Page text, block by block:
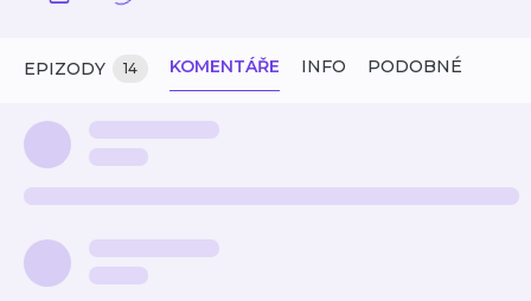
EPIZODY 14 KOMENTÁŘE INFO PODOBNÉ